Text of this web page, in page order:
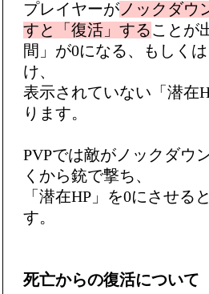
プレイヤーが ノックダウ
すと「復活」することが
間」が0になる、もしく
け、
表示されていない「潜在
ります。
PVPでは敵がノックダウ
くから銃で撃ち、
「潜在HP」を0にさせ
す。
死亡からの復活につい